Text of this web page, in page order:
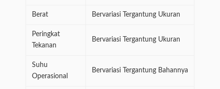
Berat Bervariasi Tergantung Ukuran
Peringkat
Tekanan
Bervariasi Tergantung Ukuran
Suhu
Operasional
Bervariasi Tergantung Bahannya